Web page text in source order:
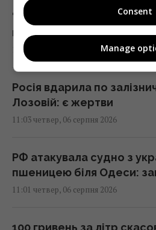
"ПриватБанк" оновив курс
коштує долар сьогодні
11:03 четвер, 06 серпня 2026
Росія вдарила по
Лозовій: є жертви
11:03 четвер, 06 серпня 2026
РФ атакувала судно з
пшеницею біля Одеси:
11:01 четвер, 06 серпня 2026
100 гривень за літр
Consent
Manage